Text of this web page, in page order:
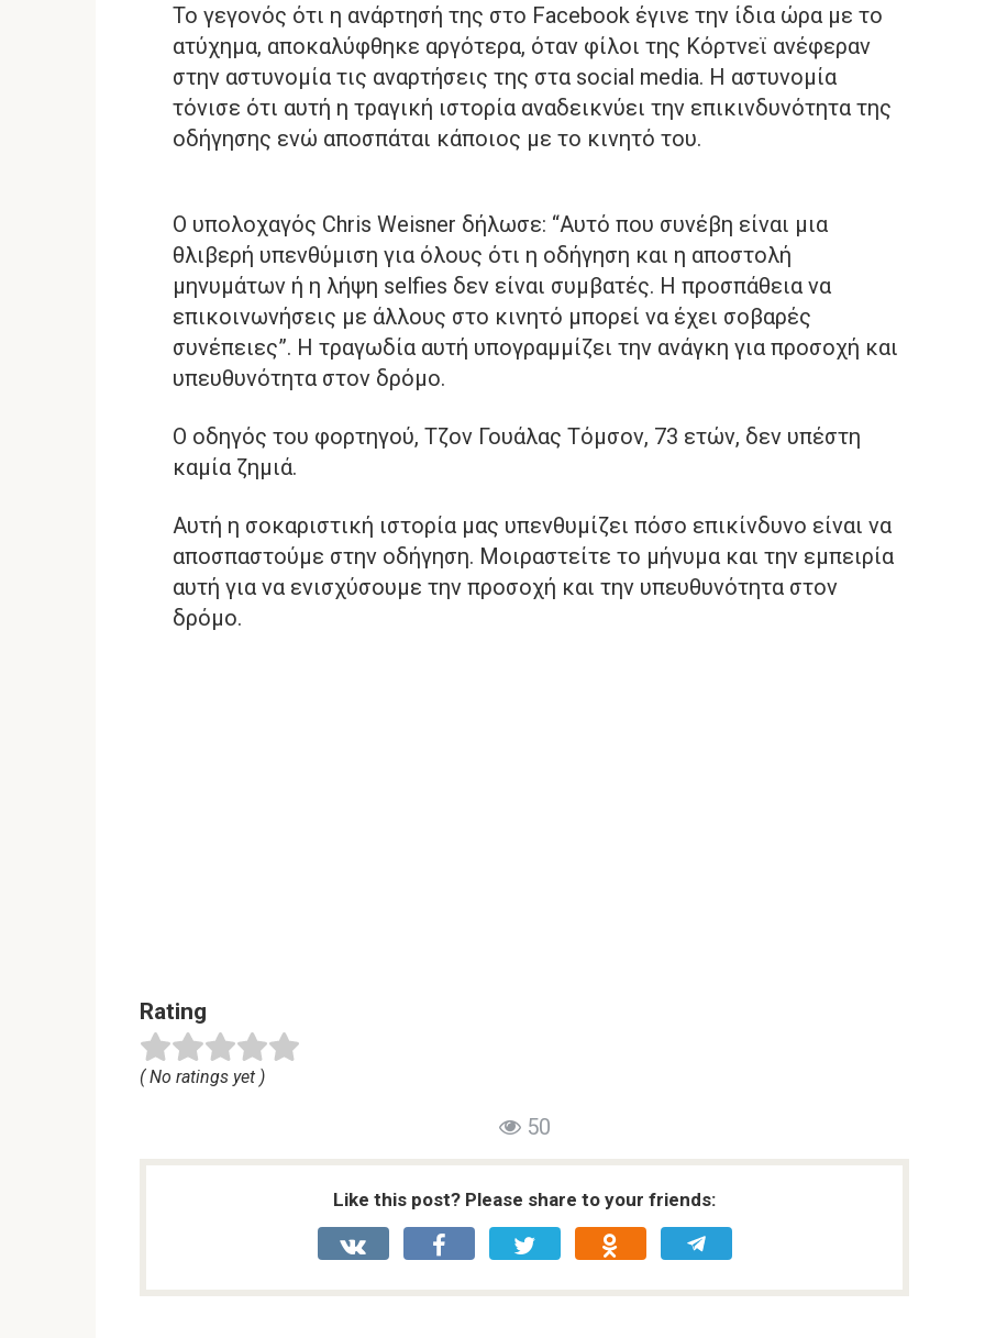
Το γεγονός ότι η ανάρτησή της στο Facebook έγινε την ίδια ώρα με το
ατύχημα, αποκαλύφθηκε αργότερα, όταν φίλοι της Κόρτνεϊ ανέφεραν
στην αστυνομία τις αναρτήσεις της στα social media. Η αστυνομία
τόνισε ότι αυτή η τραγική ιστορία αναδεικνύει την επικινδυνότητα της
οδήγησης ενώ αποσπάται κάποιος με το κινητό του.
Ο υπολοχαγός Chris Weisner δήλωσε: “Αυτό που συνέβη είναι μια
θλιβερή υπενθύμιση για όλους ότι η οδήγηση και η αποστολή
μηνυμάτων ή η λήψη selfies δεν είναι συμβατές. Η προσπάθεια να
επικοινωνήσεις με άλλους στο κινητό μπορεί να έχει σοβαρές
συνέπειες”. Η τραγωδία αυτή υπογραμμίζει την ανάγκη για προσοχή και
υπευθυνότητα στον δρόμο.
Ο οδηγός του φορτηγού, Τζον Γουάλας Τόμσον, 73 ετών, δεν υπέστη
καμία ζημιά.
Αυτή η σοκαριστική ιστορία μας υπενθυμίζει πόσο επικίνδυνο είναι να
αποσπαστούμε στην οδήγηση. Μοιραστείτε το μήνυμα και την εμπειρία
αυτή για να ενισχύσουμε την προσοχή και την υπευθυνότητα στον
δρόμο.
Rating
( No ratings yet )
50
Like this post? Please share to your friends: